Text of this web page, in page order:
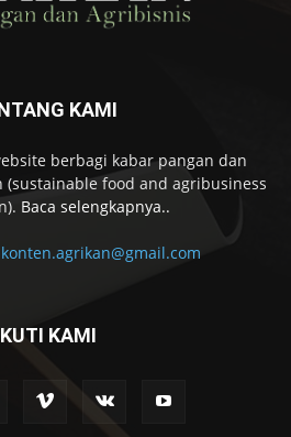
KAMI
berbagi kabar pangan dan
food and agribusiness
Baca selengkapnya..
konten.agrikan@gmail.com
KAMI